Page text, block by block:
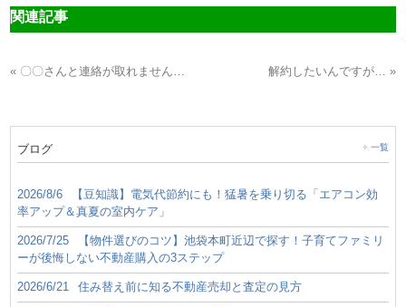
関連記事
« 〇〇さんと連絡が取れません… 解約したいんですが… »
ブログ 一覧
2026/8/6
【豆知識】電気代節約にも！猛暑を乗り切る「エアコン効
率アップ＆真夏の室内ケア」
2026/7/25
【物件選びのコツ】池袋本町近辺で探す！子育てファミリ
ーが後悔しない不動産購入の3ステップ
2026/6/21 住み替え前に知る不動産売却と査定の見方